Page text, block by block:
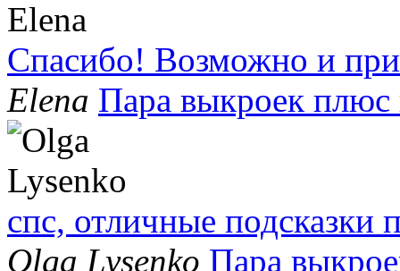
Спасибо! Возможно и
Elena Пара выкроек плюс
спс, отличные подсказки
Olga Lysenko Пара